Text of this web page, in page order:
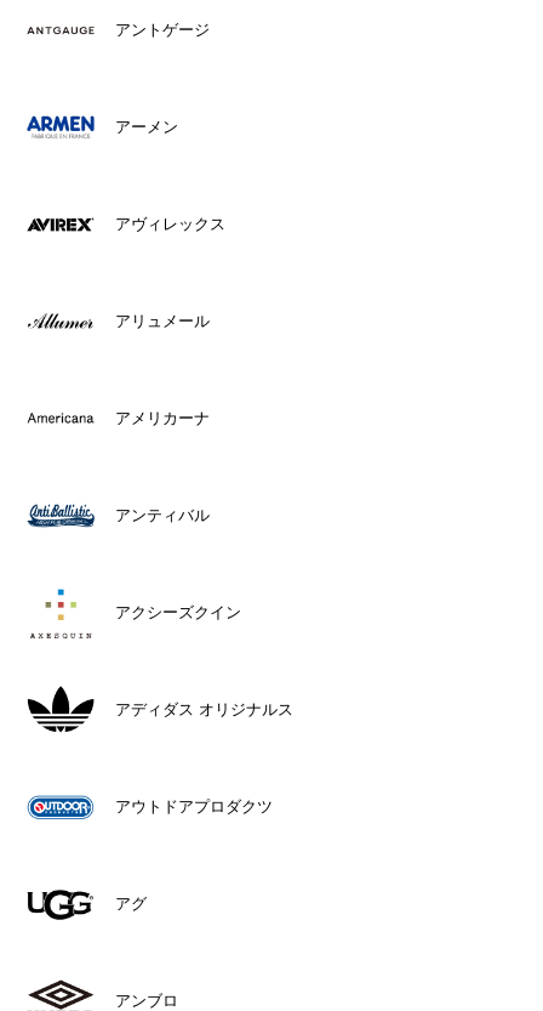
アントゲージ
アーメン
アヴィレックス
アリュメール
アメリカーナ
アンティバル
アクシーズクイン
アディダス オリジナルス
アウトドアプロダクツ
アグ
アンブロ